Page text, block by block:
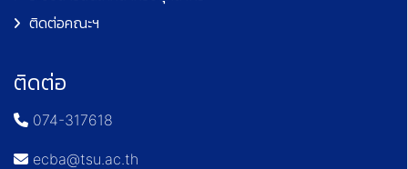
ติดต่อคณะฯ
ติดต่อ
074-317618
ecba@tsu.ac.th